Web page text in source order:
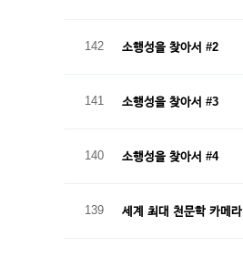
142 소행성을 찾아서 #2
141 소행성을 찾아서 #3
140 소행성을 찾아서 #4
139 세계 최대 천문학 카메라